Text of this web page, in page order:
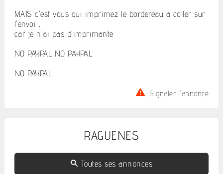
MAIS c'est vous qui imprimez le bordereau a coller sur
l'envoi ,
car je n'ai pas d'imprimante
NO PAYPAL NO PAYPAL
NO PAYPAL
Signaler l'annonce
RAGUENES
Toutes ses annonces